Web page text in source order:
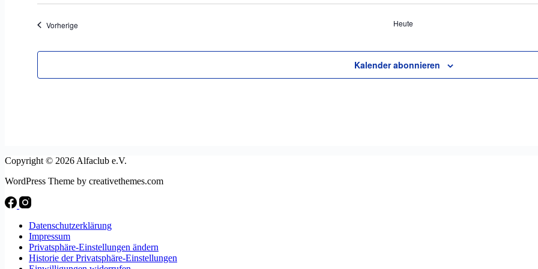
VorherigeVeranstaltungen Heute
Kalender abonnieren
Copyright © 2026 Alfaclub e.V.
WordPress Theme by creativethemes.com
Datenschutzerklärung
Impressum
Privatsphäre-Einstellungen ändern
Historie der Privatsphäre-Einstellungen